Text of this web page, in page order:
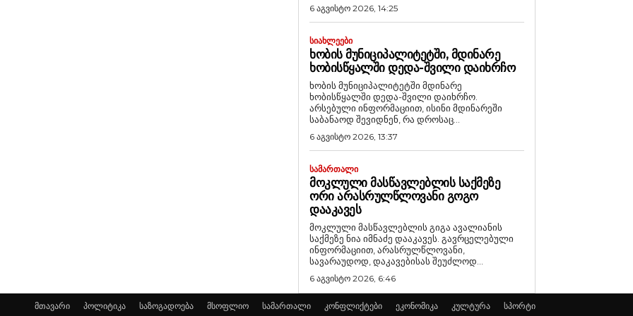
6 აგვისტო 2026, 14:25
ᲡᲘᲐᲮᲚᲔᲔᲑᲘ
ᲮᲝᲑᲘᲡ ᲛᲣᲜᲘᲪᲘᲞᲐᲚᲘᲢᲔᲢᲨᲘ, ᲛᲓᲘᲜᲐᲠᲔ
ᲮᲝᲑᲘᲡᲬᲧᲐᲚᲨᲘ ᲓᲔᲓᲐ-ᲨᲕᲘᲚᲘ ᲓᲐᲘᲮᲠᲩᲝ
ხობის მუნიციპალიტეტში მდინარე
ხობისწყალში დედა-შვილი დაიხრჩო.
არსებული ინფორმაციით, ისინი მდინარეში
საბანაოდ შევიდნენ, რა დროსაც...
6 აგვისტო 2026, 13:37
ᲡᲐᲛᲐᲠᲗᲐᲚᲘ
ᲛᲝᲙᲚᲣᲚᲘ ᲛᲐᲡᲬᲐᲕᲚᲔᲑᲚᲘᲡ ᲡᲐᲥᲛᲔᲖᲔ
ᲝᲠᲘ ᲐᲠᲐᲡᲠᲣᲚᲬᲚᲝᲕᲐᲜᲘ ᲒᲝᲒᲝ
ᲓᲐᲐᲙᲐᲕᲔᲡ
მოკლული მასწავლებლის გიგა ავალიანის
საქმეზე ნია იმნაძე დააკავეს. გავრცელებული
ინფორმაციით, არასრულწლოვანი,
სავარაუდოდ, დაკავებისას შეუძლოდ...
6 აგვისტო 2026, 6:46
მთავარი პოლიტიკა საზოგადოება მსოფლიო სამართალი კონფლიქტები ეკონომიკა კულტურა სპორტი